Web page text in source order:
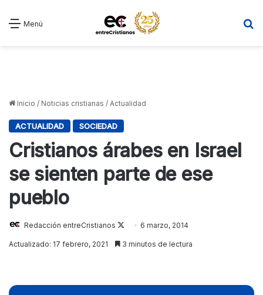
Menú
Inicio / Noticias cristianas / Actualidad
ACTUALIDAD SOCIEDAD
Cristianos árabes en Israel
se sienten parte de ese
pueblo
Redacción entreCristianos
Follow
on
6 marzo, 2014
Actualizado: 17 febrero, 2021 3 minutos de lectura